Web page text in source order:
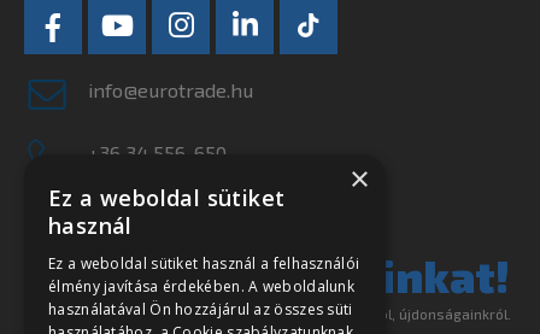
info@eurotrade.hu
+36 34 556-650
Ne szalassza el
legjobb ajánlatainkat!
Iratkozzon fel hírlevelünkre és tájékoztatjuk akcióinkról, újdonságainkról.
×
Ez a weboldal sütiket
használ
Ez a weboldal sütiket használ a felhasználói
élmény javítása érdekében. A weboldalunk
használatával Ön hozzájárul az összes süti